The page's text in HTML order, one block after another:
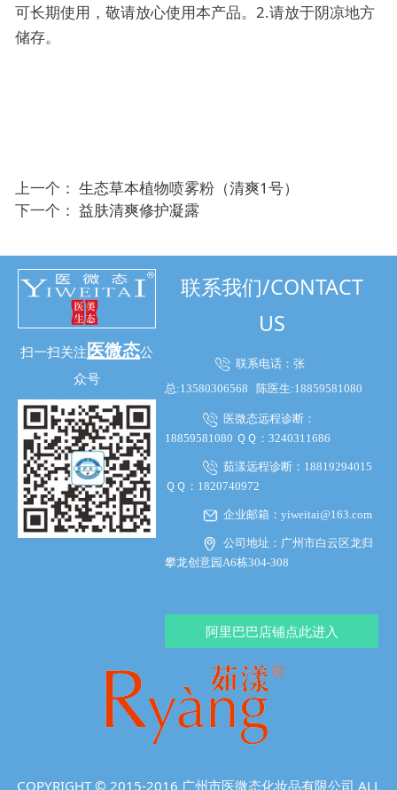
可长期使用，敬请放心使用本产品。2.请放于阴凉地方
储存。
上一个： 生态草本植物喷雾粉（清爽1号）
下一个： 益肤清爽修护凝露
扫一扫关注医微态公
众号
联系我们/CONTACT
US
联系电话：张
总:13580306568
陈医生:18859581080
医微态远程诊断：
18859581080 ＱＱ：3240311686
茹漾远程诊断：18819294015
ＱＱ：1820740972
企业邮箱：yiweitai@163.com
公司地址：广州市白云区龙归
攀龙创意园A6栋304-308
阿里巴巴店铺点此进入
COPYRIGHT © 2015-2016 广州市医微态化妆品有限公司 ALL